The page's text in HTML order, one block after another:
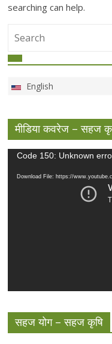
searching can help.
English
मीडिया कवरेज – सहज
Video
Code 150: Unknown
Download File: https://
सहज योग – सहज कृषि